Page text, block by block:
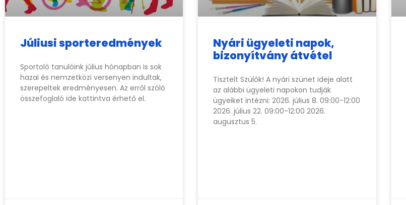
Júliusi sporteredmények
Sportoló tanulóink július hónapban is sok
hazai és nemzetközi versenyen indultak,
szerepeltek eredményesen. Az erről szóló
összefoglaló ide kattintva érhető el.
Nyári ügyeleti napok,
bizonyítvány átvétel
Tisztelt Szülők! A nyári szünet ideje alatt
az alábbi ügyeleti napokon tudják
ügyeiket intézni: 2026. július 8. 09:00-12:00
2026. július 22. 09:00-12:00 2026.
augusztus 5.